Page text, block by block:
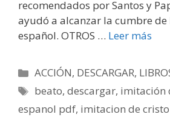
recomendados por Santos y
ayudó a alcanzar la cumbre
español. OTROS … Leer más
Categorías
ACCIÓN, DESCARGAR,
Etiquetas
beato,descargar, imitación
espanol pdf, imitacion de